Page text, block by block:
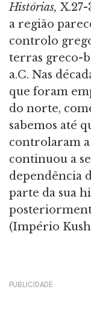
Histórias, X.27-
a região
controlo
terras greco-
a.C. Nas
que foram
do norte,
sabemos até
controlaram a
continuou a
dependência
parte da sua
(Império
PUBLICIDADE